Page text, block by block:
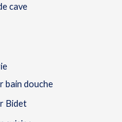
cave
bain douche
Bidet